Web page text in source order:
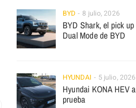
BYD 8 julio, 2026
BYD Shark, el pick up
Dual Mode de BYD
HYUNDAI 5 julio, 2026
Hyundai KONA HEV a
prueba